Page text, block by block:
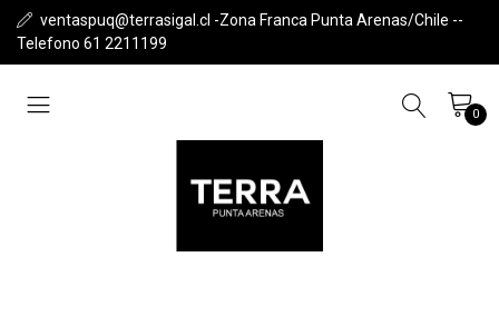
ventaspuq@terrasigal.cl -Zona Franca Punta Arenas/Chile --
Telefono 61 2211199
0